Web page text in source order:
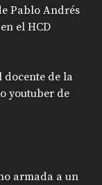
Pablo Andrés
el HCD
docente de la
youtuber de
armada a un